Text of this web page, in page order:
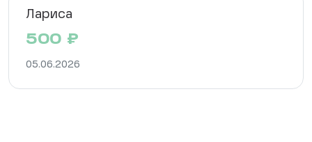
Лариса
500 ₽
05.06.2026